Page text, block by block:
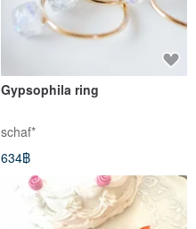
Gypsophila ring
schaf*
634฿